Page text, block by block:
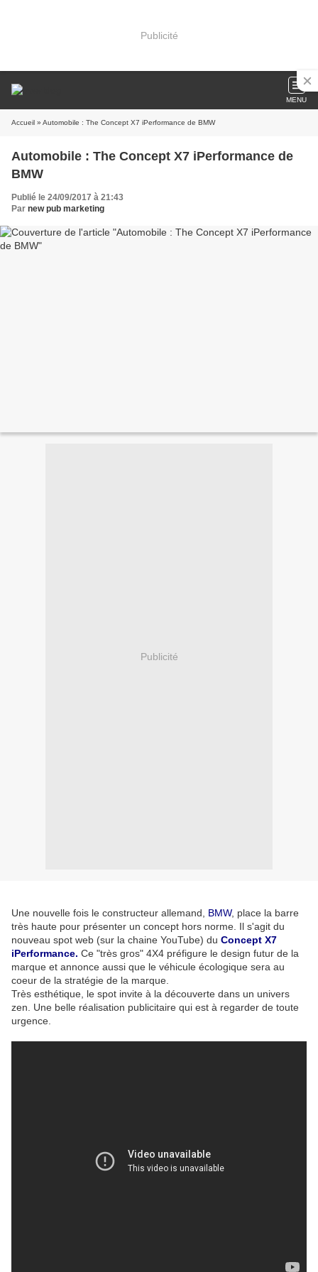
Publicité
MENU
Accueil » Automobile : The Concept X7 iPerformance de BMW
Automobile : The Concept X7 iPerformance de
BMW
Publié le 24/09/2017 à 21:43
Par new pub marketing
Publicité
Une nouvelle fois le constructeur allemand, BMW, place la barre
très haute pour présenter un concept hors norme. Il s'agit du
nouveau spot web (sur la chaine YouTube) du Concept X7
iPerformance. Ce "très gros" 4X4 préfigure le design futur de la
marque et annonce aussi que le véhicule écologique sera au
coeur de la stratégie de la marque.
Très esthétique, le spot invite à la découverte dans un univers
zen. Une belle réalisation publicitaire qui est à regarder de toute
urgence.